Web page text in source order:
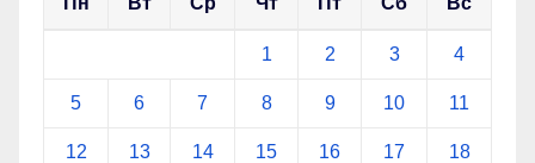
1 2 3 4
5 6 7 8 9 10 11
12 13 14 15 16 17 18